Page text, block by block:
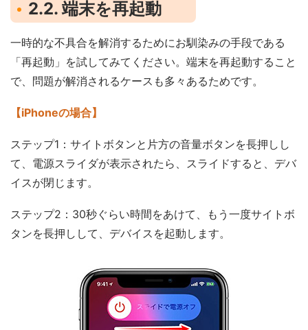
2.2. 端末を再起動
一時的な不具合を解消するためにお馴染みの手段である
「再起動」を試してみてください。端末を再起動すること
で、問題が解消されるケースも多々あるためです。
【iPhoneの場合】
ステップ1：サイトボタンと片方の音量ボタンを長押しし
て、電源スライダが表示されたら、スライドすると、デバ
イスが閉じます。
ステップ2：30秒ぐらい時間をあけて、もう一度サイトボ
タンを長押しして、デバイスを起動します。